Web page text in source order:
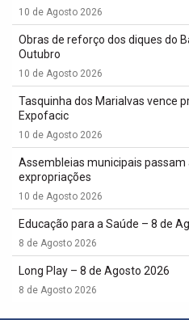
10 de Agosto 2026
Obras de reforço dos diques do
Outubro
10 de Agosto 2026
Tasquinha dos Marialvas vence
Expofacic
10 de Agosto 2026
Assembleias municipais passam
expropriações
10 de Agosto 2026
Educação para a Saúde – 8 de
8 de Agosto 2026
Long Play – 8 de Agosto 2026
8 de Agosto 2026